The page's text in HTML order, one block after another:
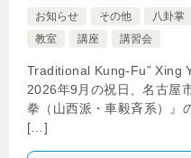
お知らせ
その他 八卦掌
教室
講座 講習会
Traditional Kung-Fu” Xing
2026年9月の祝日、名古屋
拳（山西派・車毅斉系）』
[…]